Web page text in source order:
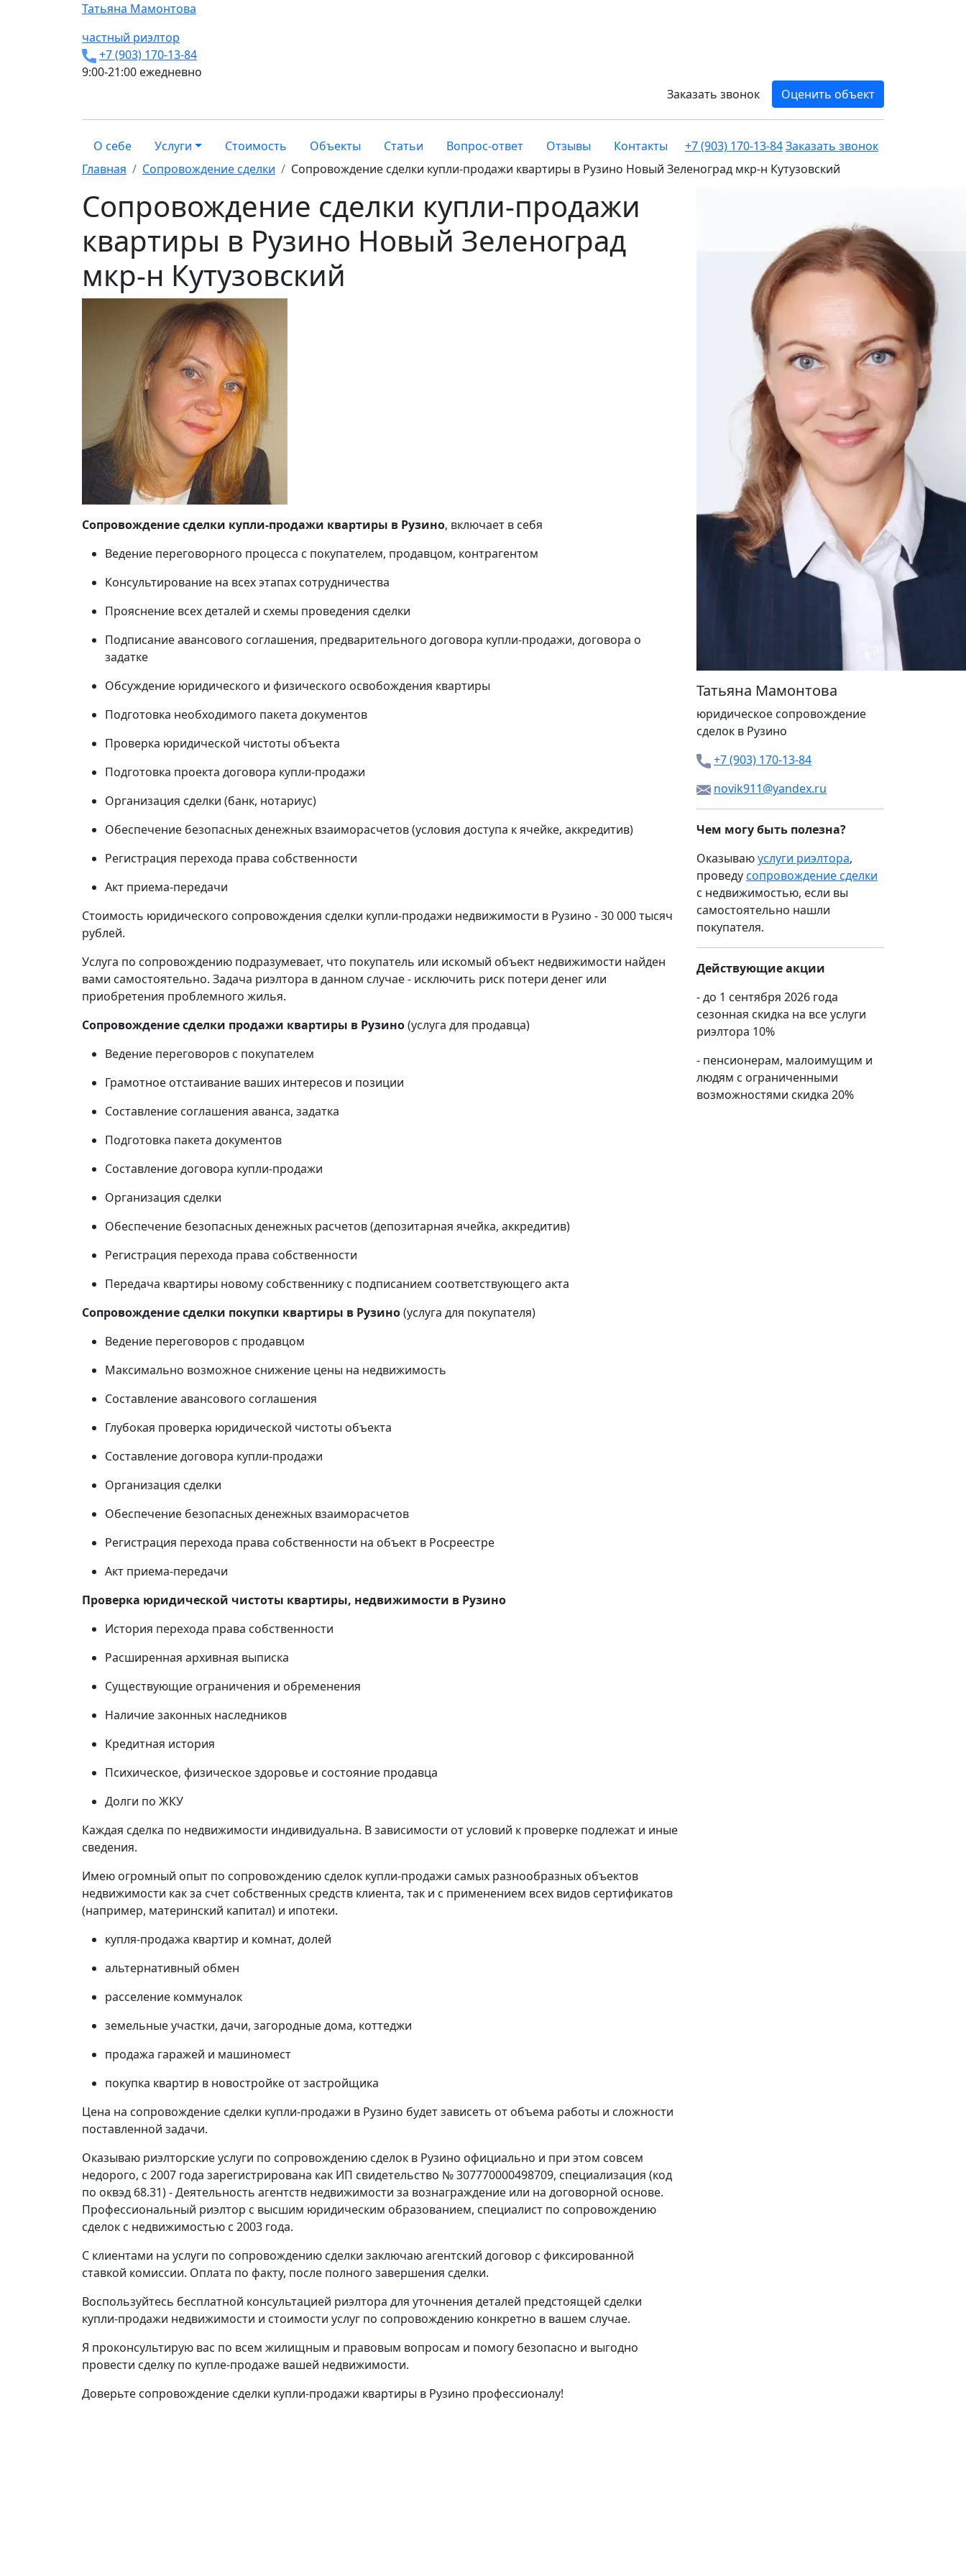
Татьяна Мамонтова
частный риэлтор
+7 (903) 170-13-84
9:00-21:00 ежедневно
Заказать звонок
Оценить объект
О себе Услуги Стоимость Объекты Статьи Вопрос-ответ Отзывы Контакты +7 (903) 170-13-84Заказать звонок
Главная
Сопровождение сделки Сопровождение сделки купли-продажи квартиры в Рузино Новый Зеленоград мкр-н Кутузовский
Сопровождение сделки купли-продажи
квартиры в Рузино Новый Зеленоград
мкр-н Кутузовский
Сопровождение сделки купли-продажи квартиры в Рузино, включает в себя
Ведение переговорного процесса с покупателем, продавцом, контрагентом
Консультирование на всех этапах сотрудничества
Прояснение всех деталей и схемы проведения сделки
Подписание авансового соглашения, предварительного договора купли-продажи, договора о
задатке
Обсуждение юридического и физического освобождения квартиры
Подготовка необходимого пакета документов
Проверка юридической чистоты объекта
Подготовка проекта договора купли-продажи
Организация сделки (банк, нотариус)
Обеспечение безопасных денежных взаиморасчетов (условия доступа к ячейке, аккредитив)
Регистрация перехода права собственности
Акт приема-передачи
Стоимость юридического сопровождения сделки купли-продажи недвижимости в Рузино - 30 000 тысяч
рублей.
Услуга по сопровождению подразумевает, что покупатель или искомый объект недвижимости найден
вами самостоятельно. Задача риэлтора в данном случае - исключить риск потери денег или
приобретения проблемного жилья.
Сопровождение сделки продажи квартиры в Рузино(услуга для продавца)
Ведение переговоров с покупателем
Грамотное отстаивание ваших интересов и позиции
Составление соглашения аванса, задатка
Подготовка пакета документов
Составление договора купли-продажи
Организация сделки
Обеспечение безопасных денежных расчетов (депозитарная ячейка, аккредитив)
Регистрация перехода права собственности
Передача квартиры новому собственнику с подписанием соответствующего акта
Сопровождение сделки покупки квартиры в Рузино(услуга для покупателя)
Ведение переговоров с продавцом
Максимально возможное снижение цены на недвижимость
Составление авансового соглашения
Глубокая проверка юридической чистоты объекта
Составление договора купли-продажи
Организация сделки
Обеспечение безопасных денежных взаиморасчетов
Регистрация перехода права собственности на объект в Росреестре
Акт приема-передачи
Проверка юридической чистоты квартиры, недвижимости в Рузино
История перехода права собственности
Расширенная архивная выписка
Существующие ограничения и обременения
Наличие законных наследников
Кредитная история
Психическое, физическое здоровье и состояние продавца
Долги по ЖКУ
Каждая сделка по недвижимости индивидуальна. В зависимости от условий к проверке подлежат и иные
сведения.
Имею огромный опыт по сопровождению сделок купли-продажи самых разнообразных объектов
недвижимости как за счет собственных средств клиента, так и с применением всех видов сертификатов
(например, материнский капитал) и ипотеки.
купля-продажа квартир и комнат, долей
альтернативный обмен
расселение коммуналок
земельные участки, дачи, загородные дома, коттеджи
продажа гаражей и машиномест
покупка квартир в новостройке от застройщика
Цена на сопровождение сделки купли-продажи в Рузино будет зависеть от объема работы и сложности
поставленной задачи.
Оказываю риэлторские услуги по сопровождению сделок в Рузино официально и при этом совсем
недорого, с 2007 года зарегистрирована как ИП свидетельство № 307770000498709, специализация (код
по оквэд 68.31) - Деятельность агентств недвижимости за вознаграждение или на договорной основе.
Профессиональный риэлтор с высшим юридическим образованием, специалист по сопровождению
сделок с недвижимостью с 2003 года.
С клиентами на услуги по сопровождению сделки заключаю агентский договор с фиксированной
ставкой комиссии. Оплата по факту, после полного завершения сделки.
Воспользуйтесь бесплатной консультацией риэлтора для уточнения деталей предстоящей сделки
купли-продажи недвижимости и стоимости услуг по сопровождению конкретно в вашем случае.
Я проконсультирую вас по всем жилищным и правовым вопросам и помогу безопасно и выгодно
провести сделку по купле-продаже вашей недвижимости.
Доверьте сопровождение сделки купли-продажи квартиры в Рузино профессионалу!
Татьяна Мамонтова
юридическое сопровождение
сделок в Рузино
+7 (903) 170-13-84
novik911@yandex.ru
Чем могу быть полезна?
Оказываюуслуги риэлтора,
проведусопровождение сделки
с недвижимостью, если вы
самостоятельно нашли
покупателя.
Действующие акции
- до 1 сентября 2026 года
сезонная скидка на все услуги
риэлтора 10%
- пенсионерам, малоимущим и
людям с ограниченными
возможностями скидка 20%